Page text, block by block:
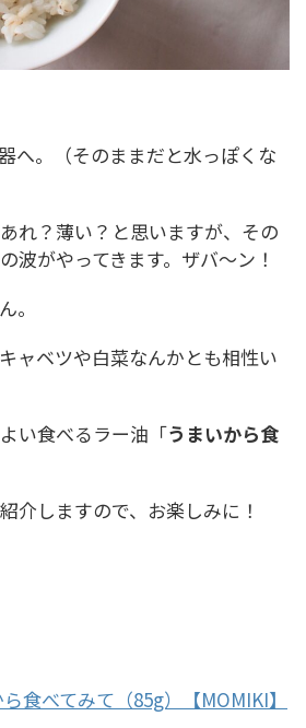
へ。（そのままだと水っぽくな
れ？薄い？と思いますが、その
波がやってきます。ザバ～ン！
。
ャベツや白菜なんかとも相性い
い食べるラー油「うまいから食
介しますので、お楽しみに！
食べてみて（85g）【MOMIKI】